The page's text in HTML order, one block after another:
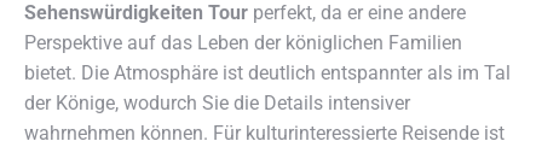
Sehenswürdigkeiten Tour perfekt, da er eine andere
Perspektive auf das Leben der königlichen Familien
bietet. Die Atmosphäre ist deutlich entspannter als im Tal
der Könige, wodurch Sie die Details intensiver
wahrnehmen können. Für kulturinteressierte Reisende ist